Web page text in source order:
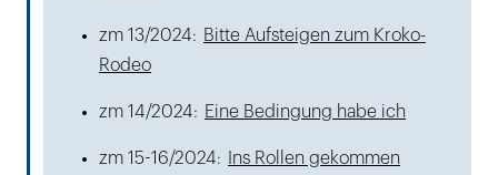
zm 13/2024: Bitte Aufsteigen zum Kroko-
Rodeo
zm 14/2024: Eine Bedingung habe ich
zm 15-16/2024: Ins Rollen gekommen